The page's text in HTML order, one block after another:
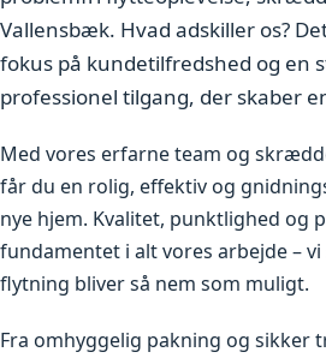
Vallensbæk. Hvad adskiller os?
fokus på kundetilfredshed og en
professionel tilgang, der skaber
Med vores erfarne team og
får du en rolig, effektiv og
nye hjem. Kvalitet, punktlighed og
fundamentet i alt vores arbejde –
flytning bliver så nem som muligt.
Fra omhyggelig pakning og sikker